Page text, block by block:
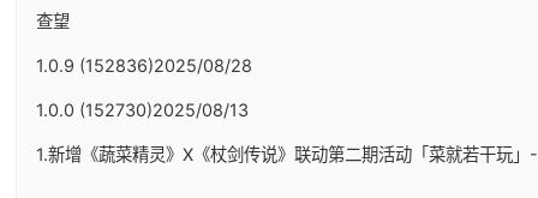
查望
1.0.9 (152836)2025/08/28
1.0.0 (152730)2025/08/13
1.新增《蔬菜精灵》X《杖剑传说》联动第二期活动「菜就若干玩